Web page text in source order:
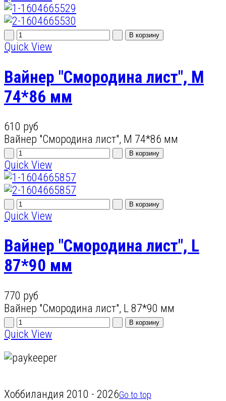
Quick View
Вайнер "Смородина лист", M
74*86 мм
610 руб
Вайнер "Смородина лист", M 74*86 мм
Quick View
Quick View
Вайнер "Смородина лист", L
87*90 мм
770 руб
Вайнер "Смородина лист", L 87*90 мм
Quick View
Хоббиландия 2010 - 2026Go to top